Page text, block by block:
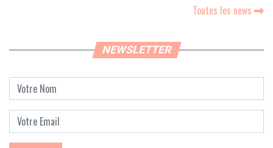
Toutes les news
NEWSLETTER